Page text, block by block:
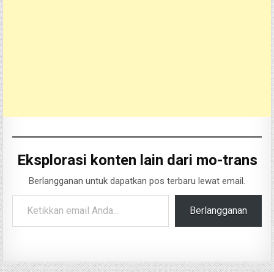
Eksplorasi konten lain dari mo-trans
Berlangganan untuk dapatkan pos terbaru lewat email.
Ketikkan email Anda...
Berlangganan